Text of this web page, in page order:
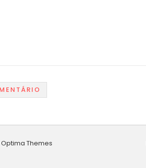
Optima Themes